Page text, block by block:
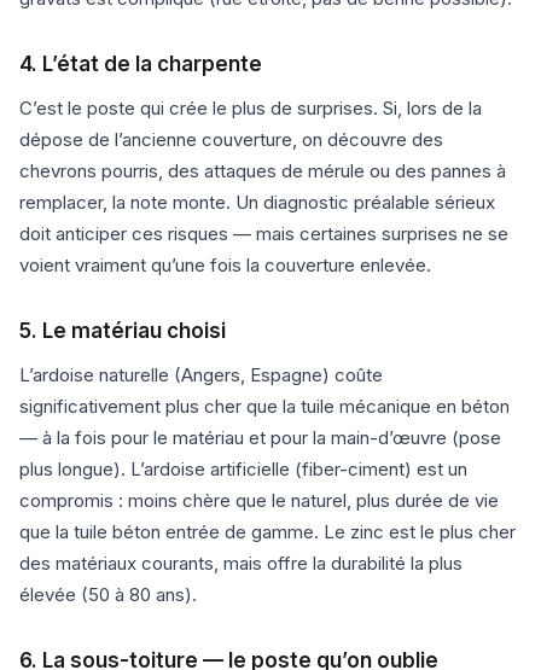
4. L’état de la charpente
C’est le poste qui crée le plus de surprises. Si, lors de la
dépose de l’ancienne couverture, on découvre des
chevrons pourris, des attaques de mérule ou des pannes à
remplacer, la note monte. Un diagnostic préalable sérieux
doit anticiper ces risques — mais certaines surprises ne se
voient vraiment qu’une fois la couverture enlevée.
5. Le matériau choisi
L’ardoise naturelle (Angers, Espagne) coûte
significativement plus cher que la tuile mécanique en béton
— à la fois pour le matériau et pour la main-d’œuvre (pose
plus longue). L’ardoise artificielle (fiber-ciment) est un
compromis : moins chère que le naturel, plus durée de vie
que la tuile béton entrée de gamme. Le zinc est le plus cher
des matériaux courants, mais offre la durabilité la plus
élevée (50 à 80 ans).
6. La sous-toiture — le poste qu’on oublie